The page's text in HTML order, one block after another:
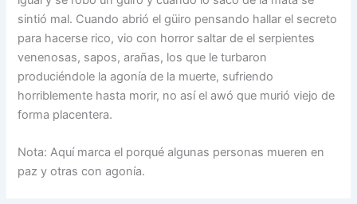
sintió mal. Cuando abrió el güiro pensando hallar el secreto
para hacerse rico, vio con horror saltar de el serpientes
venenosas, sapos, arañas, los que le turbaron
produciéndole la agonía de la muerte, sufriendo
horriblemente hasta morir, no así el awó que murió viejo de
forma placentera.
Nota: Aquí marca el porqué algunas personas mueren en
paz y otras con agonía.